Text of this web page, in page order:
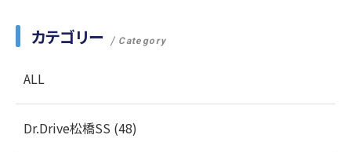
カテゴリー Category
ALL
Dr.Drive松橋SS (48)